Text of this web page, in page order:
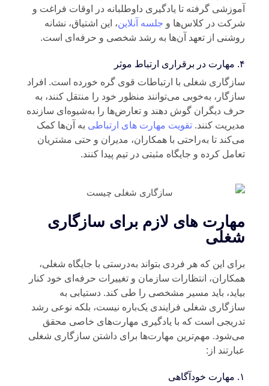
گرفته تا یادگیری داوطلبانه در اوقات فراغت و
در کلاس‌ها وجلسه آنلاین، این اشتیاق، نشانه
از تعهد آن‌ها به رشد شخصی و حرفه‌ای است.
شغلی با ارتباطات قوی گره خورده است. افراد
به‌خوبی می‌توانند منظور خود را منتقل کنند، به
دیگران گوش دهند و تعارض‌ها را به‌شیوه‌ای سازنده
کنند.تقویت مهارت های ارتباطی به آن‌ها کمک
تا به‌راحتی با همکاران، مدیران و حتی مشتریان
کرده و جایگاه مثبتی در تیم پیدا کنند.
های لازم برای سازگاری
این که هر فردی بتواند به‌درستی با جایگاه شغلی،
انتظارات سازمان و تغییرات حرفه‌ای خود کنار
باید مسیر مشخصی را طی کند. دستیابی به
شغلی فرایندی یک‌باره نیست، بلکه نوعی رشد
است که با یادگیری مهارت‌های خاصی محقق
مهم‌ترین مهارت‌ها برای داشتن سازگاری شغلی
از: